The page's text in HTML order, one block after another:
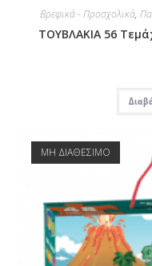
Βρεφικά - Προσχολικά,
ΤΟΥΒΛΑΚΙΑ 56
ΜΗ ΔΙΑΘΕΣΙΜΟ